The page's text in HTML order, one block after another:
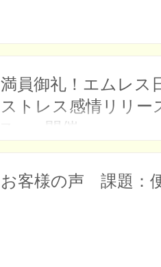
満員御礼！エムレス
ストレス感情リリ
Zoom開催
お客様の声 課題：